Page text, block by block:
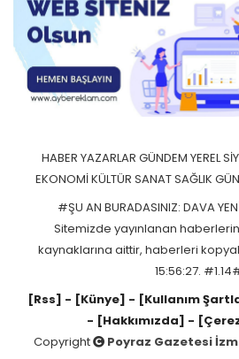
HABER YAZARLAR GÜNDEM YEREL
EKONOMİKÜLTÜR SANATSAĞLIK
#ŞU AN BURADASINIZ: DAVA
Sitemizde yayınlanan
kaynaklarına aittir, haberleri
15:56:27.
[Rss] - [Künye] - [Kullanım
- [Hakkımızda] -
Copyright
Poyraz Gazetesi